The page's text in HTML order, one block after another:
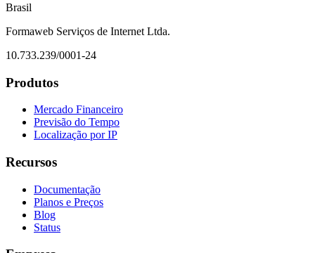
Brasil
Formaweb Serviços de Internet Ltda.
10.733.239/0001-24
Produtos
Mercado Financeiro
Previsão do Tempo
Localização por IP
Recursos
Documentação
Planos e Preços
Blog
Status